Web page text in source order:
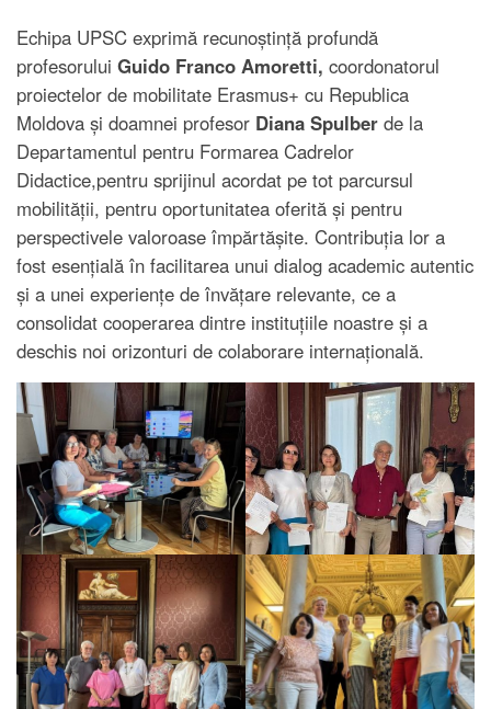
Echipa UPSC exprimă recunoștință profundă
profesorului Guido Franco Amoretti, coordonatorul
proiectelor de mobilitate Erasmus+ cu Republica
Moldova și doamnei profesor Diana Spulber de la
Departamentul pentru Formarea Cadrelor
Didactice,pentru sprijinul acordat pe tot parcursul
mobilității, pentru oportunitatea oferită și pentru
perspectivele valoroase împărtășite. Contribuția lor a
fost esențială în facilitarea unui dialog academic autentic
și a unei experiențe de învățare relevante, ce a
consolidat cooperarea dintre instituțiile noastre și a
deschis noi orizonturi de colaborare internațională.